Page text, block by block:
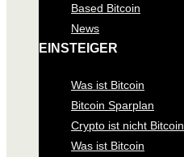
Based Bitcoin
News
EINSTEIGER
Was ist Bitcoin
Bitcoin Sparplan
Crypto ist nicht Bitcoin
Was ist Bitcoin